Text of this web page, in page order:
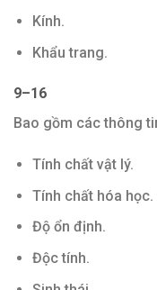
Kính.
Khẩu trang.
9–16
Bao gồm các thông
Tính chất vật lý.
Tính chất hóa học.
Độ ổn định.
Độc tính.